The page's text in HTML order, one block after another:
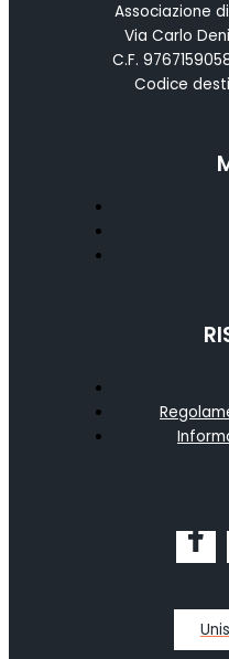
Associazione
Via Carlo
C.F.
Codice